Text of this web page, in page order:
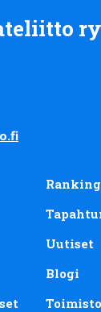
ry
Ranking
Uutiset
Blogi